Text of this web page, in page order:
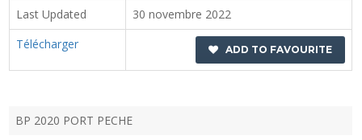
Last Updated
30 novembre 2022
Télécharger
ADD TO FAVOURITE
BP 2020 PORT PECHE